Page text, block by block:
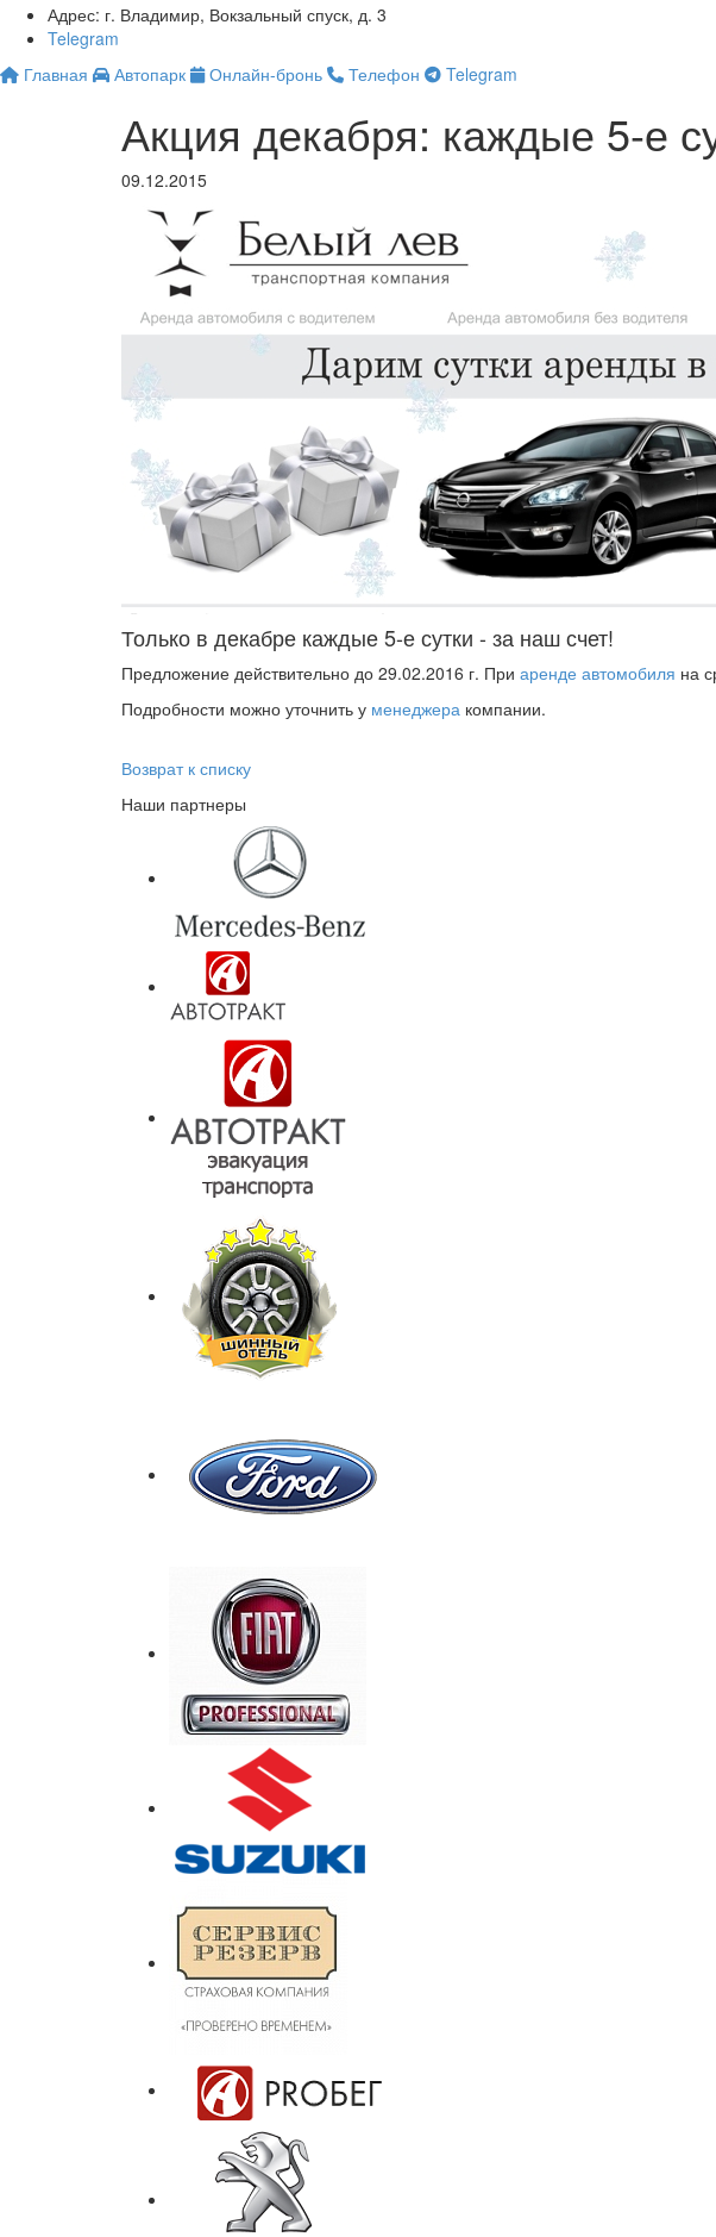
Адрес: г. Владимир, Вокзальный спуск, д. 3
Telegram
Главная
Автопарк Онлайн-бронь Телефон Telegram
Акция декабря: каждые 5-е
09.12.2015
Только в декабре каждые 5-е сутки - за наш счет!
Предложение действительно до 29.02.2016 г. При аренде автомобиля на
Подробности можно уточнить у менеджера компании.
Возврат к списку
Наши партнеры